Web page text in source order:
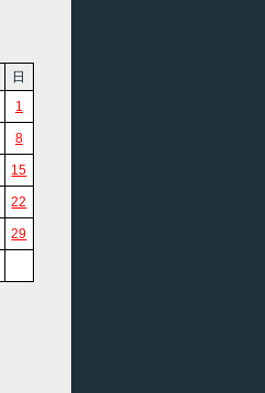
日
1
8
15
22
29